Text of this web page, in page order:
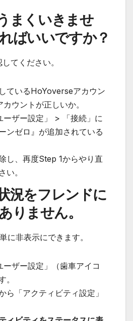
まくいきませ
ばいいですか？
てください。
ているHoYoverseアカウン
ウントが正しいか。
ザー設定」 > 「接続」に
ンゼロ』が追加されている
し、再度Step 1からやり直
い。
況をフレンドに
りません。
に非表示にできます。
ザー設定」（歯車アイコ
。
ら「アクティビティ設定」